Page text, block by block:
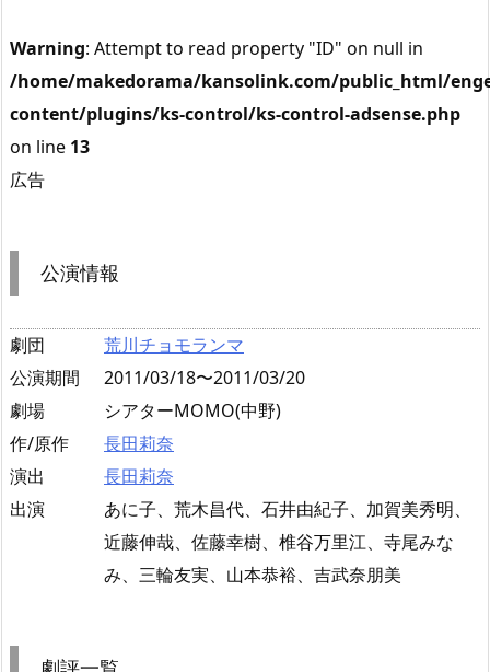
Warning: Attempt to read property "ID" on null in
/home/makedorama/kansolink.com/public_html/
content/plugins/ks-control/ks-control-adsense.php
on line 13
広告
公演情報
劇団
荒川チョモランマ
公演期間
2011/03/18〜2011/03/20
劇場
シアターMOMO(中野)
作/原作
長田莉奈
演出
長田莉奈
出演
あに子、荒木昌代、石井由紀子、加賀美秀明、
近藤伸哉、佐藤幸樹、椎谷万里江、寺尾みな
み、三輪友実、山本恭裕、吉武奈朋美